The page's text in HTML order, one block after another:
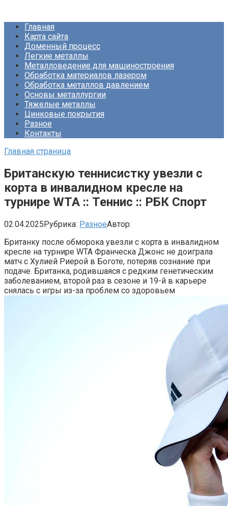
контентуГлавная
Карта сайта
Доменный процесс
Легкие металлы
Металловедение для машиностроения
Обработка материалов лазером
Обработка металлов давлением
Основы металлургии
Тяжелые металлы
Цинковые покрытия
Разное
Контакты
Главная страница
Британскую теннисистку увезли с
корта в инвалидном кресле на
турнире WTA :: Теннис :: РБК Спорт
02.04.2025Рубрика: РазноеАвтор:
Британку после обморока увезли с корта в инвалидном
кресле на турнире WTA Франческа Джонс не доиграла
матч с Хулией Риерой в Боготе, потеряв сознание при
подаче. Британка, родившаяся с редким генетическим
заболеванием, второй раз в сезоне и 19-й в карьере
снялась с игры из-за проблем со здоровьем